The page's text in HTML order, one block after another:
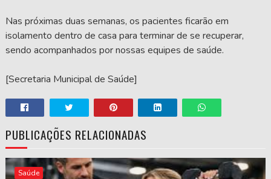
Nas próximas duas semanas, os pacientes ficarão em
isolamento dentro de casa para terminar de se recuperar,
sendo acompanhados por nossas equipes de saúde.
[Secretaria Municipal de Saúde]
PUBLICAÇÕES RELACIONADAS
Saúde